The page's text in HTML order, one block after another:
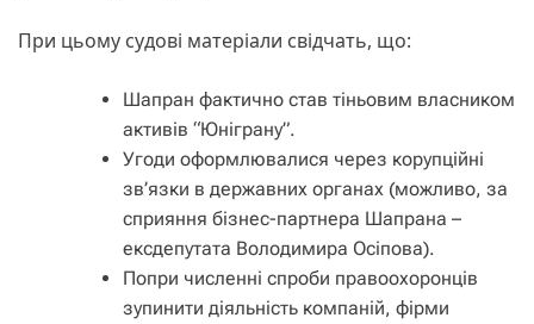
При цьому судові матеріали свідчать, що:
Шапран фактично став тіньовим власником
активів “Юніграну”.
Угоди оформлювалися через корупційні
зв’язки в державних органах (можливо, за
сприяння бізнес-партнера Шапрана –
ексдепутата Володимира Осіпова).
Попри численні спроби правоохоронців
зупинити діяльність компаній, фірми